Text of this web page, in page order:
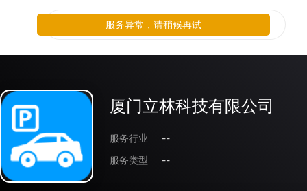
厦门立林科技有限公司
服务行业
--
服务类型
--
服务异常，请稍候再试